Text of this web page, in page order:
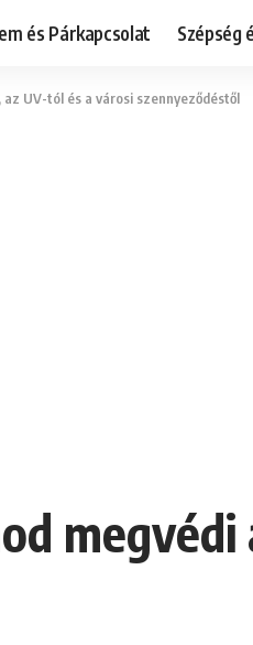
és Párkapcsolat Szépség
UV-tól és a városi szennyeződéstől